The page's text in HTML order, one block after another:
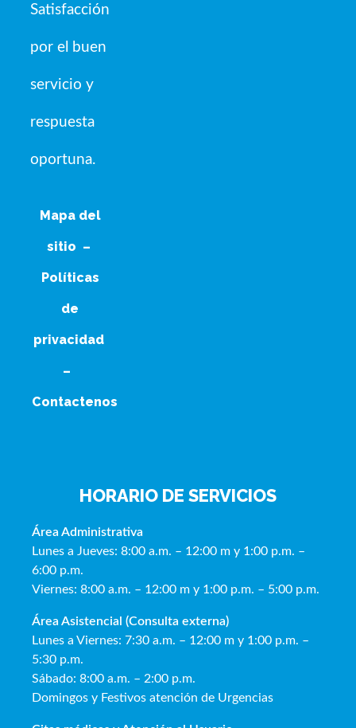
Satisfacción
por el buen
servicio y
respuesta
oportuna.
Mapa del
sitio –
Políticas
de
privacidad
–
Contactenos
HORARIO DE SERVICIOS
Área Administrativa
Lunes a Jueves: 8:00 a.m. – 12:00 m y 1:00 p.m. –
6:00 p.m.
Viernes: 8:00 a.m. – 12:00 m y 1:00 p.m. – 5:00 p.m.
Área Asistencial (Consulta externa)
Lunes a Viernes: 7:30 a.m. – 12:00 m y 1:00 p.m. –
5:30 p.m.
Sábado: 8:00 a.m. – 2:00 p.m.
Domingos y Festivos atención de Urgencias